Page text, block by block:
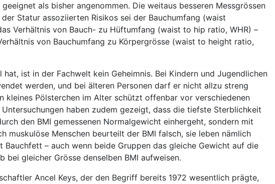
als bisher angenommen. Die weitaus besseren Messgrössen
Statur assoziierten Risikos sei der Bauchumfang (waist
Verhältnis von Bauch- zu Hüftumfang (waist to hip ratio, WHR) –
von Bauchumfang zu Körpergrösse (waist to height ratio,
hat, ist in der Fachwelt kein Geheimnis. Bei Kindern und Jugendlichen
werden, und bei älteren Personen darf er nicht allzu streng
kleines Pölsterchen im Alter schützt offenbar vor verschiedenen
Untersuchungen haben zudem gezeigt, dass die tiefste Sterblichkeit
den BMI gemessenen Normalgewicht einhergeht, sondern mit
muskulöse Menschen beurteilt der BMI falsch, sie leben nämlich
Bauchfett – auch wenn beide Gruppen das gleiche Gewicht auf die
bei gleicher Grösse denselben BMI aufweisen.
Ancel Keys, der den Begriff bereits 1972 wesentlich prägte,